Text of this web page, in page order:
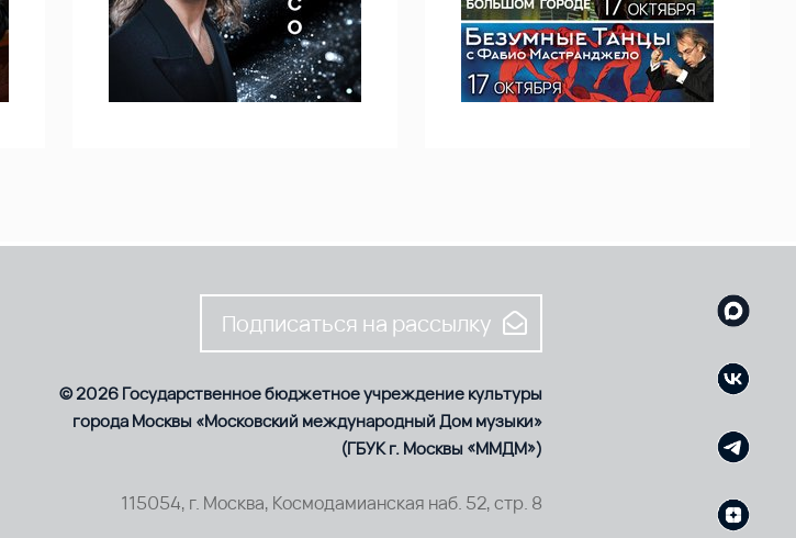
Подписаться на рассылку
© 2026 Государственное бюджетное учреждение культуры
города Москвы «Московский международный Дом музыки»
(ГБУК г. Москвы «ММДМ»)
115054, г. Москва, Космодамианская наб. 52, стр. 8